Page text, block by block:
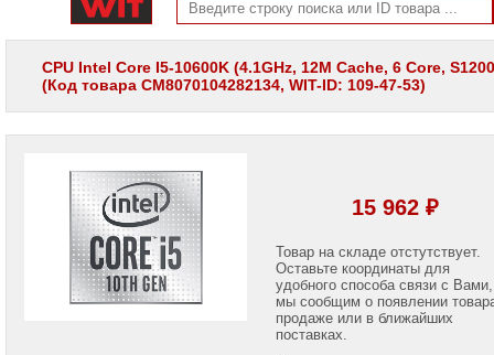
Корпоративные
серверы
WIT
Системы
хранения
Мониторы
панели
Проекторы
CPU Intel Core I5-10600K (4.1GHz, 12M Cache, 6 Core,
(Код товара CM8070104282134, WIT-ID: 109-47-53)
15 962 ₽
Товар на складе отстутствует.
Оставьте координаты для
удобного способа связи с Вами,
мы сообщим о появлении
продаже или в ближайших
поставках.